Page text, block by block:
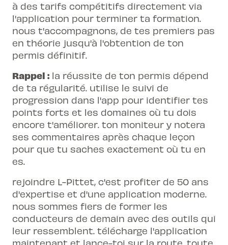
à des tarifs compétitifs directement via
l'application pour terminer ta formation.
nous t'accompagnons, de tes premiers pas
en théorie jusqu'à l'obtention de ton
permis définitif.
Rappel : la réussite de ton permis dépend
de ta régularité. utilise le suivi de
progression dans l'app pour identifier tes
points forts et les domaines où tu dois
encore t'améliorer. ton moniteur y notera
ses commentaires après chaque leçon
pour que tu saches exactement où tu en
es.
rejoindre L-Pittet, c'est profiter de 50 ans
d'expertise et d'une application moderne.
nous sommes fiers de former les
conducteurs de demain avec des outils qui
leur ressemblent. télécharge l'application
maintenant et lance-toi sur la route. toute